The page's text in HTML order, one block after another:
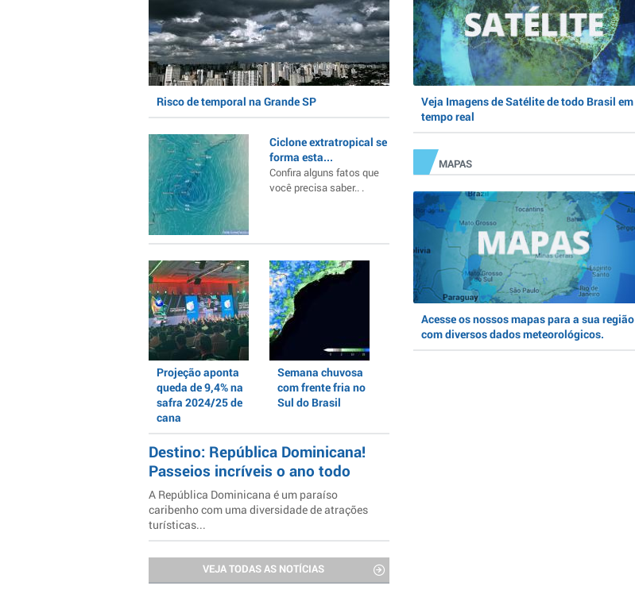
Risco de temporal na Grande SP
Ciclone extratropical se
forma esta...
Confira alguns fatos que
você precisa saber.. .
Projeção aponta
queda de 9,4% na
safra 2024/25 de
cana
Semana chuvosa
com frente fria no
Sul do Brasil
Destino: República Dominicana!
Passeios incríveis o ano todo
A República Dominicana é um paraíso
caribenho com uma diversidade de atrações
turísticas...
VEJA TODAS AS NOTÍCIAS
Veja Imagens de Satélite de todo Brasil em
tempo real
MAPAS
Acesse os nossos mapas para a sua região
com diversos dados meteorológicos.